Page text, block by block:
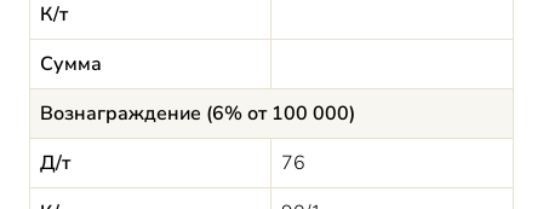
К/т
Сумма
Вознаграждение (6% от 100 000)
Д/т
76